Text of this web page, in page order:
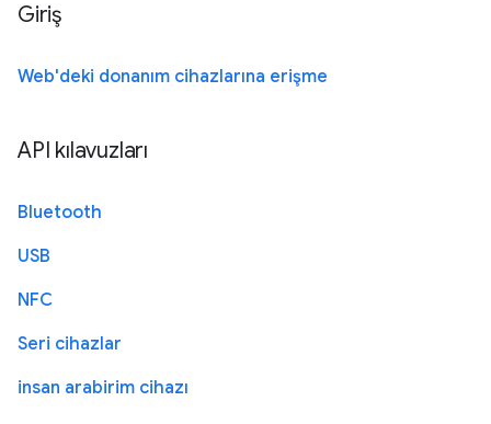
Giriş
Web'deki donanım cihazlarına erişme
API kılavuzları
Bluetooth
USB
NFC
Seri cihazlar
insan arabirim cihazı